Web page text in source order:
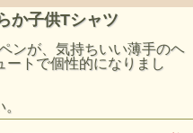
か子供Tシャツ
ンが、気持ちいい薄手のヘ
ートで個性的になりまし